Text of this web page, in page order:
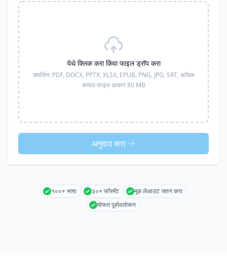
येथे क्लिक करा किंवा फाइल ड्रॉप करा
समर्थित: PDF, DOCX, PPTX, XLSX, EPUB, PNG, JPG, SRT, अधिक
कमाल फाइल आकार 80 MB
अनुवाद करा
१००+ भाषा ३०+ फॉरमॅट
मूळ लेआउट जतन करा
मोफत पूर्वावलोकन